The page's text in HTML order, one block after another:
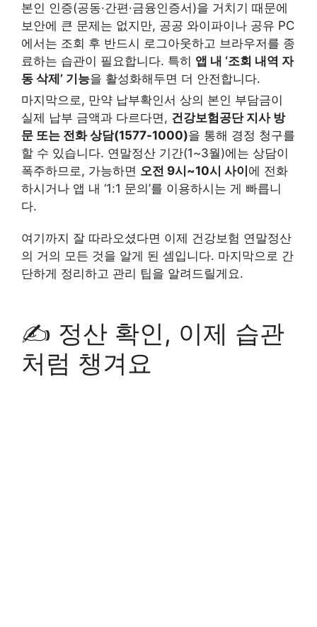
본인 인증(공동·간편·금융인증서)을 거치기 때문에
보안에 큰 문제는 없지만, 공공 와이파이나 공유 PC
에서는 조회 후 반드시 로그아웃하고 브라우저를 종
료하는 습관이 필요합니다. 특히 앱 내 ‘조회 내역 자
동 삭제’ 기능을 활성화해두면 더 안전합니다.
마지막으로, 만약 납부확인서 상의 본인 부담금이
실제 납부 금액과 다르다면, 건강보험공단 지사 방
문 또는 전화 상담(1577-1000)을 통해 경정 청구를
할 수 있습니다. 연말정산 기간(1~3월)에는 상담이
폭주하므로, 가능하면 오전 9시~10시 사이에 전화
하시거나 앱 내 ‘1:1 문의’를 이용하시는 게 빠릅니
다.
여기까지 잘 따라오셨다면 이제 건강보험 연말정산
의 거의 모든 것을 알게 된 셈입니다. 마지막으로 간
단하게 정리하고 관리 팁을 알려드릴게요.
✍️ 정산 확인, 이제 습관
처럼 챙겨요